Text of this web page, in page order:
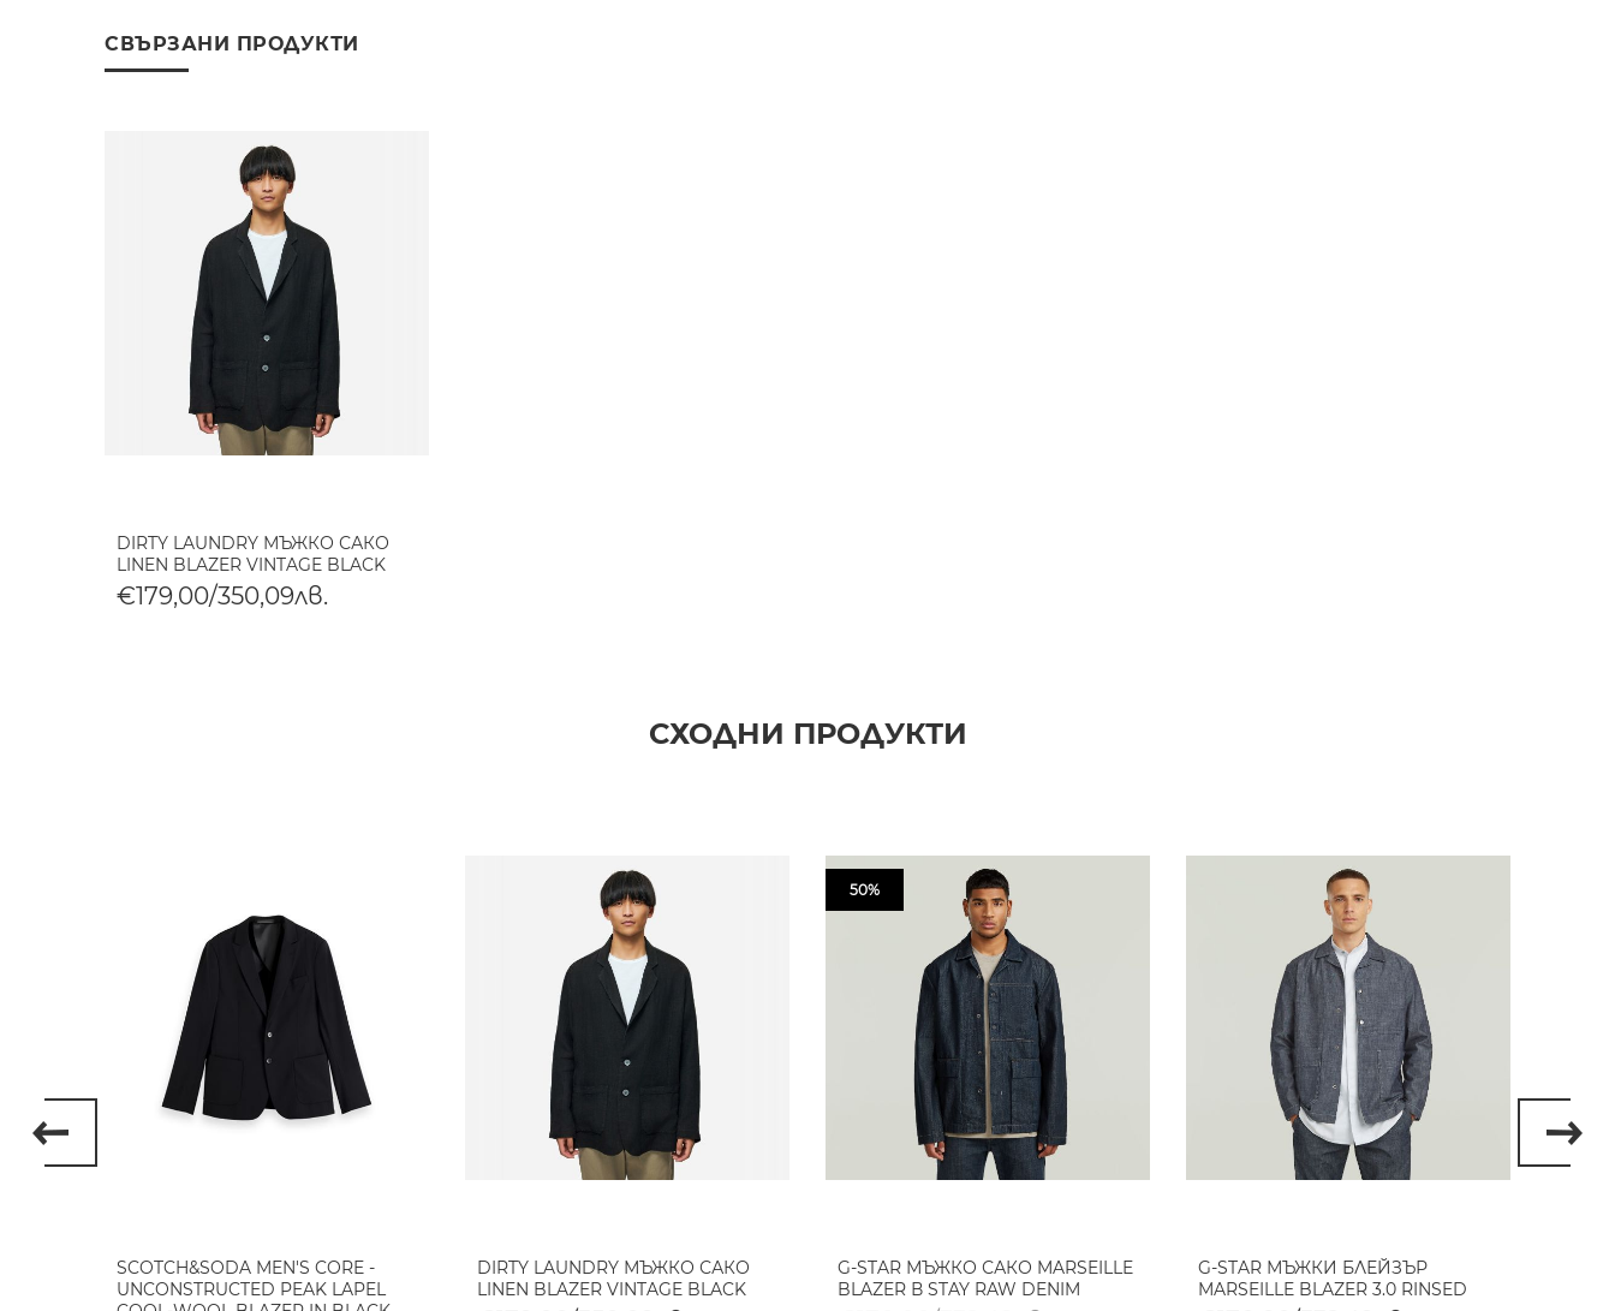
СВЪРЗАНИ ПРОДУКТИ
DIRTY LAUNDRY МЪЖКО САКО
LINEN BLAZER VINTAGE BLACK
€179,00/350,09лв.
СХОДНИ ПРОДУКТИ
SCOTCH&SODA MEN'S CORE -
UNCONSTRUCTED PEAK LAPEL
DIRTY LAUNDRY МЪЖКО САКО
LINEN BLAZER VINTAGE BLACK
50%
G-STAR МЪЖКО САКО MARSEILLE
BLAZER В STAY RAW DENIM
G-STAR МЪЖКИ БЛЕЙЗЪР
MARSEILLE BLAZER 3.0 RINSED